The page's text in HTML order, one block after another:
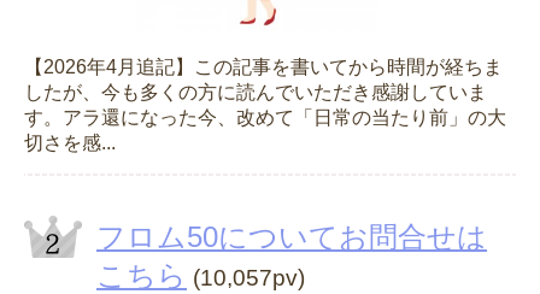
【2026年4月追記】この記事を書いてから時間が経ちま
したが、今も多くの方に読んでいただき感謝していま
す。アラ還になった今、改めて「日常の当たり前」の大
切さを感...
フロム50についてお問合せは
こちら (10,057pv)